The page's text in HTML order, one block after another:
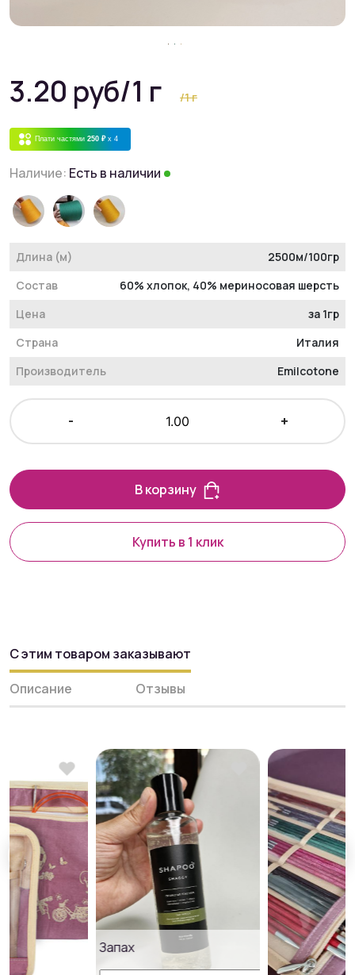
3.20 руб/1 г /1 г
Плати частями 250 ₽ x 4
Наличие: Есть в наличии
Длина (м)
2500м/100гр
Состав
60% хлопок, 40% мериносовая шерсть
Цена
за 1гр
Страна
Италия
Производитель
Emilcotone
- +
В корзину
Купить в 1 клик
С этим товаром заказывают
Описание
Отзывы
Запах